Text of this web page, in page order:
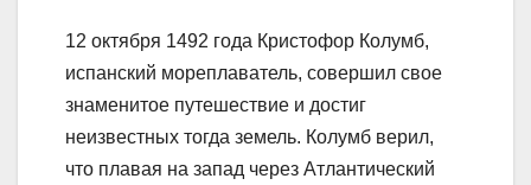
12 октября 1492 года Кристофор Колумб,
испанский мореплаватель, совершил свое
знаменитое путешествие и достиг
неизвестных тогда земель. Колумб верил,
что плавая на запад через Атлантический